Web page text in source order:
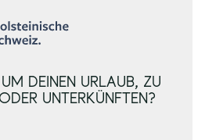
DEINEN URLAUB, ZU
UNTERKÜNFTEN?